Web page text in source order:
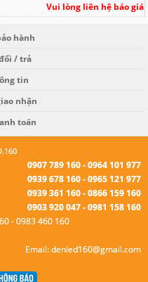
Vui lòng liên hệ báo giá
hành
/ trả
tin
nhận
toán
0907 789 160 - 0964 101 977
0939 678 160 - 0965 121 977
0939 361 160 - 0866 159 160
0903 920 047 - 0981 158 160
- 0983 460 160
Email: denled160@gmail.com